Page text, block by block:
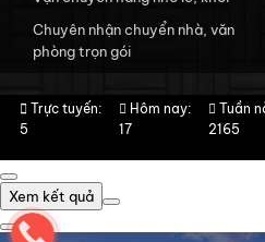
Chuyên nhận chuyển nhà, văn
phòng trọn gói
Trực tuyến:
5
Hôm nay:
17
Tuần
2165
Xem kết quả